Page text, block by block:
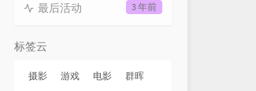
3 年前
最后活动
标签云
摄影 游戏 电影
群晖